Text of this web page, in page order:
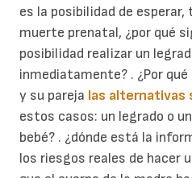
es la posibilidad de
muerte prenatal, ¿por qué
posibilidad realizar un
inmediatamente? . ¿Por
y su pareja las alternativas
estos casos: un legrado o
bebé? . ¿dónde está la
los riesgos reales de hacer